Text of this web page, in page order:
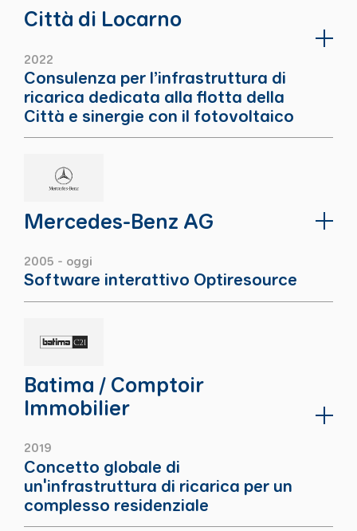
Città di Locarno
2022
Consulenza per l’infrastruttura di
ricarica dedicata alla flotta della
Città e sinergie con il fotovoltaico
Mercedes-Benz AG
2005 - oggi
Software interattivo Optiresource
Batima / Comptoir
Immobilier
2019
Concetto globale di
un'infrastruttura di ricarica per un
complesso residenziale